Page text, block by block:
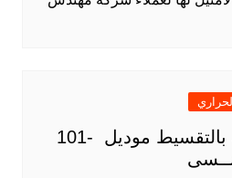
ماكينة فيلم شرنك بالتقسيط موديل -101